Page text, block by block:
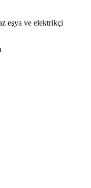
eşya ve elektrikçi